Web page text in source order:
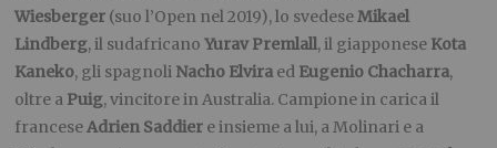
Wiesberger (suo l’Open nel 2019), lo svedeseMikael
Lindberg, il sudafricanoYurav Premlall, il giapponese Kota
Kaneko, gli spagnoli Nacho Elvira ed Eugenio Chacharra,
oltre a Puig, vincitore in Australia. Campione in carica il
franceseAdrien Saddier e insieme a lui, a Molinari e a